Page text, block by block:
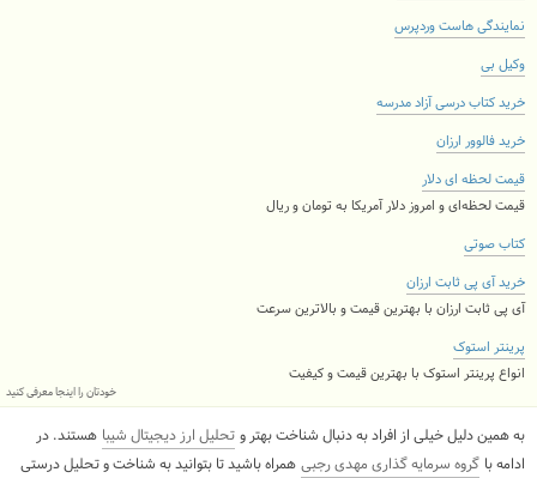
نمایندگی هاست وردپرس
وکیل بی
خرید کتاب درسی آزاد مدرسه
خرید فالوور ارزان
قیمت لحظه ای دلار
قیمت لحظه‌ای و امروز دلار آمریکا به تومان و ریال
کتاب صوتی
خرید آی پی ثابت ارزان
آی پی ثابت ارزان با بهترین قیمت و بالاترین سرعت
پرینتر استوک
انواع پرینتر استوک با بهترین قیمت و کیفیت
خودتان را اینجا معرفی کنید
به همین دلیل خیلی از افراد به دنبال شناخت بهتر و تحلیل ارز دیجیتال شیبا هستند. در
ادامه با گروه سرمایه گذاری مهدی رجبی همراه باشید تا بتوانید به شناخت و تحلیل درستی